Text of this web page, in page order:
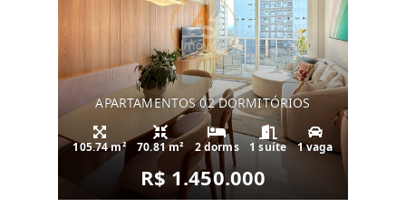
APARTAMENTOS 02 DORMITÓRIOS
105.74 m² 70.81 m² 2 dorms 1 suíte 1 vaga
R$ 1.450.000